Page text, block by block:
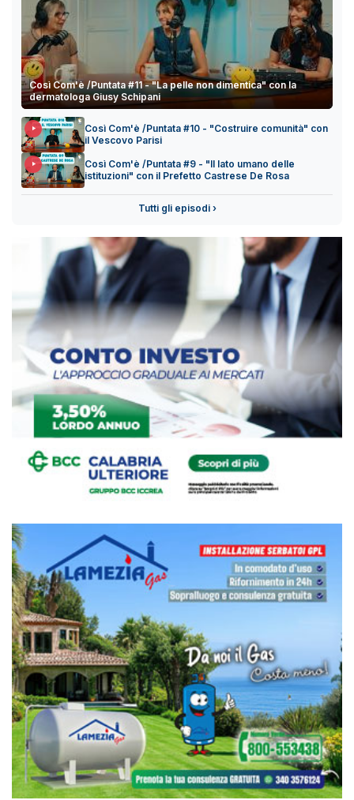
Così Com'è /Puntata #11 - "La pelle non dimentica" con la
dermatologa Giusy Schipani
Così Com'è /Puntata #10 - "Costruire comunità" con
il Vescovo Parisi
Così Com'è /Puntata #9 - "Il lato umano delle
istituzioni" con il Prefetto Castrese De Rosa
Tutti gli episodi ›